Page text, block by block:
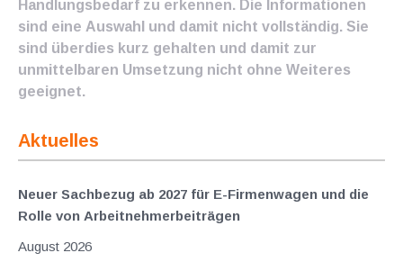
Handlungsbedarf zu erkennen. Die Informationen
sind eine Auswahl und damit nicht vollständig. Sie
sind überdies kurz gehalten und damit zur
unmittelbaren Umsetzung nicht ohne Weiteres
geeignet.
Aktuelles
Neuer Sachbezug ab 2027 für E-Firmenwagen und die
Rolle von Arbeitnehmer​­beiträgen
August 2026